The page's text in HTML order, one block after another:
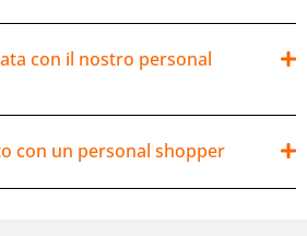
con il nostro personal
con un personal shopper